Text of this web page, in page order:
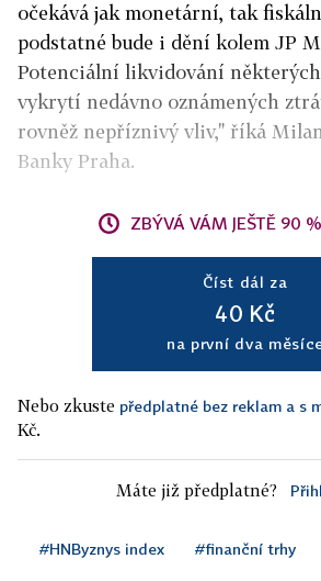
očekává jak monetární, tak
podstatné bude i dění kolem JP
Potenciální likvidování
vykrytí nedávno oznámených
rovněž nepříznivý vliv," říká
Banky Praha.
ZBÝVÁ VÁM JEŠTĚ 90
Číst dál za
40 Kč
na první dva
Nebo zkuste předplatné bez reklam a s
Kč.
Máte již předplatné?
#HNByznys index #finanční trhy